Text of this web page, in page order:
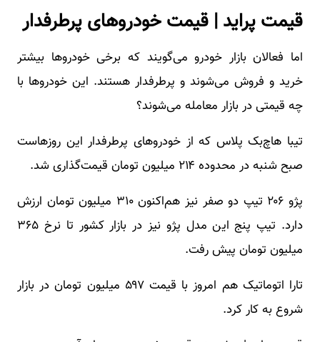
قیمت پراید | قیمت خودروهای پرطرفدار
اما فعالان بازار خودرو می‌گویند که برخی خودروها بیشتر
خرید و فروش می‌شوند و پرطرفدار هستند. این خودروها با
چه قیمتی در بازار معامله می‌شوند؟
تیبا هاچ‌بک‌ پلاس که از خودروهای پرطرفدار این روزهاست
صبح شنبه در محدوده ۲۱۴ میلیون تومان قیمت‌گذاری شد.
پژو ۲۰۶ تیپ دو صفر نیز هم‌اکنون ۳۱۰ میلیون تومان ارزش
دارد. تیپ پنج این مدل پژو نیز در بازار کشور تا نرخ ۳۶۵
میلیون تومان پیش رفت.
تارا اتوماتیک هم امروز با قیمت ۵۹۷ میلیون تومان در بازار
شروع به کار کرد.